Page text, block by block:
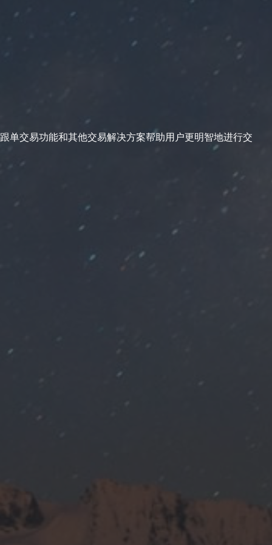
单交易功能和其他交易解决方案帮助用户更明智地进行交